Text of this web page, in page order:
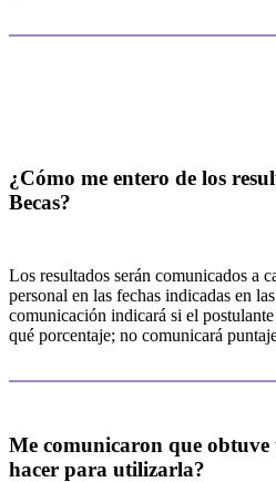
¿Cómo me entero de los
Becas?
Los resultados serán comunicados a
personal en las fechas indicadas en
comunicación indicará si el
qué porcentaje; no comunicará
Me comunicaron que obtuve
hacer para utilizarla?